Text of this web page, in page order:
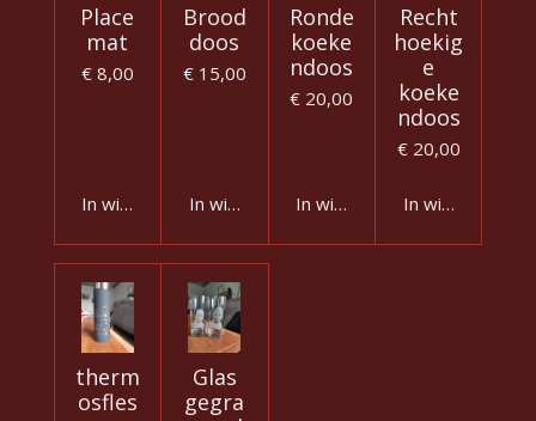
Place
mat
€ 8,00
In winkelwagen
Brood
doos
€ 15,00
In winkelwagen
Ronde
koeke
ndoos
€ 20,00
In winkelwagen
Recht
hoekig
e
koeke
ndoos
€ 20,00
In winkelwagen
therm
osfles
Glas
gegra